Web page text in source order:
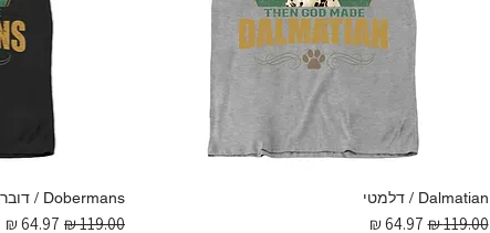
Dalmatian / דלמטי
מחיר רגיל‏119.00 ‏₪ מחיר מבצע
Dobermans / דוברמן
מחיר רגיל מחיר מבצע